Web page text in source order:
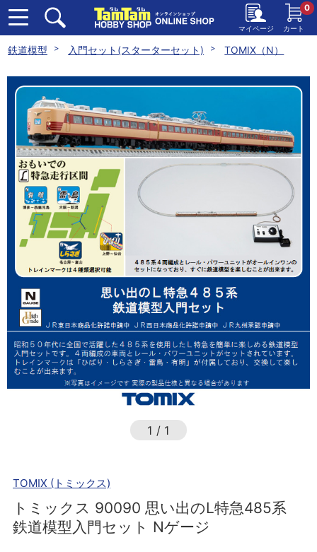
マイページ カート
0
鉄道模型 入門セット(スターターセット) TOMIX（N）
1 / 1
TOMIX (トミックス)
トミックス 90090 思い出のL特急485系
鉄道模型入門セット Nゲージ